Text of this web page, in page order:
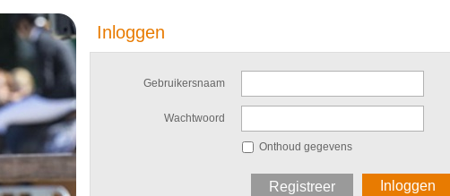
Inloggen
Gebruikersnaam
Wachtwoord
Onthoud gegevens
Inloggen
Registreer